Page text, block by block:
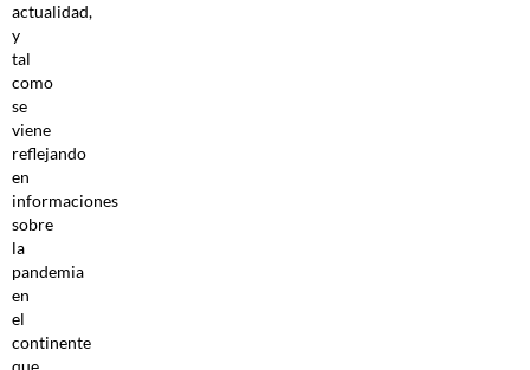
actualidad,
y
tal
como
se
viene
reflejando
en
informaciones
sobre
la
pandemia
en
el
continente